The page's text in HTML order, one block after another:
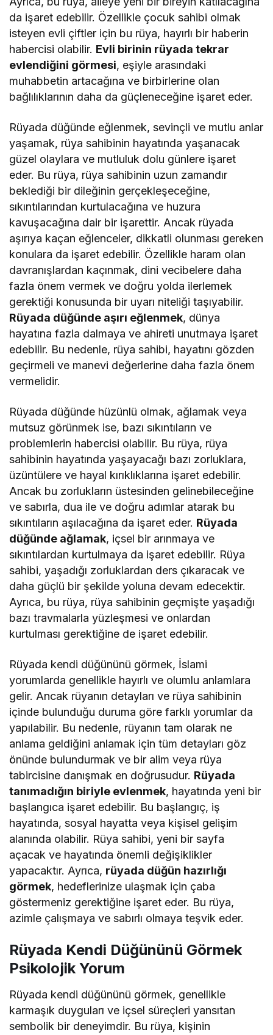
da işaret edebilir. Özellikle çocuk sahibi olmak
isteyen evli çiftler için bu rüya, hayırlı bir haberin
habercisi olabilir. Evli birinin rüyada tekrar
evlendiğini görmesi, eşiyle arasındaki
muhabbetin artacağına ve birbirlerine olan
bağlılıklarının daha da güçleneceğine işaret eder.
Rüyada düğünde eğlenmek, sevinçli ve mutlu anlar
yaşamak, rüya sahibinin hayatında yaşanacak
güzel olaylara ve mutluluk dolu günlere işaret
eder. Bu rüya, rüya sahibinin uzun zamandır
beklediği bir dileğinin gerçekleşeceğine,
sıkıntılarından kurtulacağına ve huzura
kavuşacağına dair bir işarettir. Ancak rüyada
aşırıya kaçan eğlenceler, dikkatli olunması gereken
konulara da işaret edebilir. Özellikle haram olan
davranışlardan kaçınmak, dini vecibelere daha
fazla önem vermek ve doğru yolda ilerlemek
gerektiği konusunda bir uyarı niteliği taşıyabilir.
Rüyada düğünde aşırı eğlenmek, dünya
hayatına fazla dalmaya ve ahireti unutmaya işaret
edebilir. Bu nedenle, rüya sahibi, hayatını gözden
geçirmeli ve manevi değerlerine daha fazla önem
vermelidir.
Rüyada düğünde hüzünlü olmak, ağlamak veya
mutsuz görünmek ise, bazı sıkıntıların ve
problemlerin habercisi olabilir. Bu rüya, rüya
sahibinin hayatında yaşayacağı bazı zorluklara,
üzüntülere ve hayal kırıklıklarına işaret edebilir.
Ancak bu zorlukların üstesinden gelinebileceğine
ve sabırla, dua ile ve doğru adımlar atarak bu
sıkıntıların aşılacağına da işaret eder. Rüyada
düğünde ağlamak, içsel bir arınmaya ve
sıkıntılardan kurtulmaya da işaret edebilir. Rüya
sahibi, yaşadığı zorluklardan ders çıkaracak ve
daha güçlü bir şekilde yoluna devam edecektir.
Ayrıca, bu rüya, rüya sahibinin geçmişte yaşadığı
bazı travmalarla yüzleşmesi ve onlardan
kurtulması gerektiğine de işaret edebilir.
Rüyada kendi düğününü görmek, İslami
yorumlarda genellikle hayırlı ve olumlu anlamlara
gelir. Ancak rüyanın detayları ve rüya sahibinin
içinde bulunduğu duruma göre farklı yorumlar da
yapılabilir. Bu nedenle, rüyanın tam olarak ne
anlama geldiğini anlamak için tüm detayları göz
önünde bulundurmak ve bir alim veya rüya
tabircisine danışmak en doğrusudur. Rüyada
tanımadığın biriyle evlenmek, hayatında yeni bir
başlangıca işaret edebilir. Bu başlangıç, iş
hayatında, sosyal hayatta veya kişisel gelişim
alanında olabilir. Rüya sahibi, yeni bir sayfa
açacak ve hayatında önemli değişiklikler
yapacaktır. Ayrıca, rüyada düğün hazırlığı
görmek, hedeflerinize ulaşmak için çaba
göstermeniz gerektiğine işaret eder. Bu rüya,
azimle çalışmaya ve sabırlı olmaya teşvik eder.
Rüyada Kendi Düğününü Görmek
Psikolojik Yorum
Rüyada kendi düğününü görmek, genellikle
karmaşık duyguları ve içsel süreçleri yansıtan
sembolik bir deneyimdir. Bu rüya, kişinin